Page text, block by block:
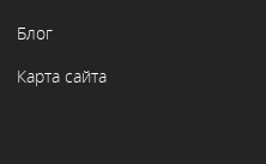
Блог
Карта сайта